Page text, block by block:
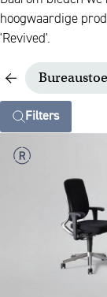
hoogwaardige
'Revived'.
Filters